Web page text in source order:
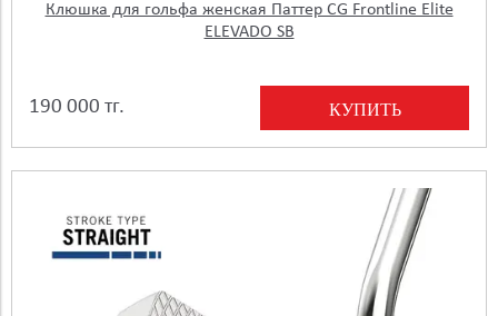
Клюшка для гольфа женская Паттер CG Frontline Elite
ELEVADO SB
190 000 тг. КУПИТЬ